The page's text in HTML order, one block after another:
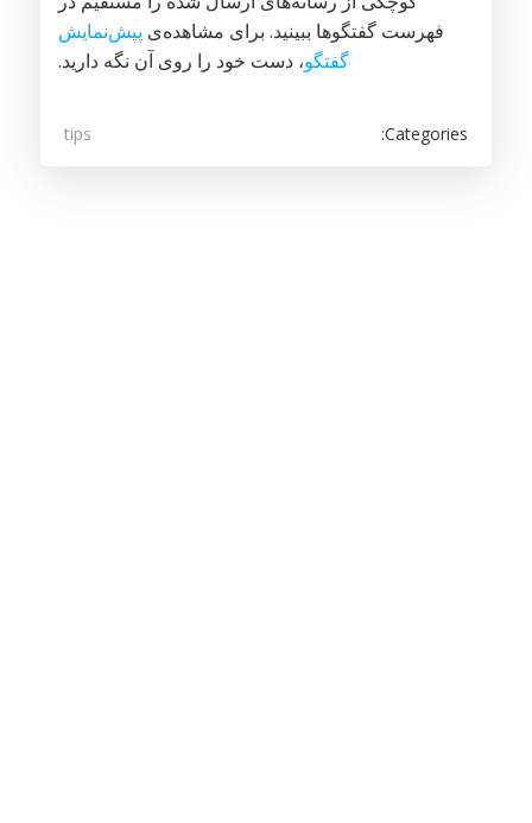
فهرست گفتگوها ببینید. برای مشاهده‌ی پیش‌نمایش
گفتگو، دست خود را روی آن نگه دارید.
Categories:
tips